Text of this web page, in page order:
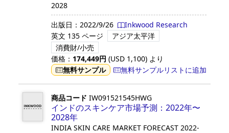
2028
出版日： 2022/9/26
Inkwood Research
英文 135 ページ
アジア太平洋
消費財/小売
価格： 174,449円 (USD 1,100) より
無料サンプル
無料サンプルリストに追加
商品コード IW091521545HWG
インドのスキンケア市場予測：2022年〜
2028年
INDIA SKIN CARE MARKET FORECAST 2022-